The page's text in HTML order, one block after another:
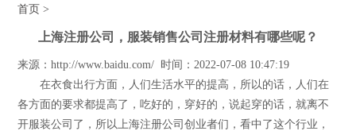
首页 >
上海注册公司，服装销售公司注册材料有哪些呢？
来源：http://www.baidu.com/ 时间：2022-07-08 10:47:19
在衣食出行方面，人们生活水平的提高，所以的话，人们在
各方面的要求都提高了，吃好的，穿好的，说起穿的话，就离不
开服装公司了，所以上海注册公司创业者们，看中了这个行业，